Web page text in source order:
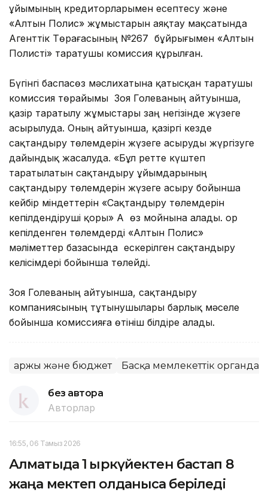
ұйымының кредиторларымен есептесу және
«Алтын Полис» жұмыстарын аяқтау мақсатында
Агенттік Төрағасының №267 бұйрығымен «Алтын
Полисті» таратушы комиссия құрылған.
Бүгінгі баспасөз мәслихатына қатысқан таратушы
комиссия төрайымы Зоя Голеваның айтуынша,
қазір таратылу жұмыстары заң негізінде жүзеге
асырылуда. Оның айтуынша, қазіргі кезде
сақтандыру төлемдерін жүзеге асыруды жүргізуге
дайындық жасалуда. «Бұл ретте күштеп
таратылатын сақтандыру ұйымдарының
сақтандыру төлемдерін жүзеге асыру бойынша
кейбір міндеттерін «Сақтандыру төлемдерін
кепілдендіруші қоры» АҚ өз мойнына алады. Қор
кепілденген төлемдерді «Алтын Полис»
мәліметтер базасында ескерілген сақтандыру
келісімдері бойынша төлейді.
Зоя Голеваның айтуынша, сақтандыру
компаниясының тұтынушылары барлық мәселе
бойынша комиссияға өтініш білдіре алады.
Қаржы және бюджет Басқа мемлекеттік органдар
без автора
Авторлар
16:55, 06 Тамыз 2026
Алматыда 1 қыркүйектен бастап 8
жаңа мектеп қолданысқа беріледі